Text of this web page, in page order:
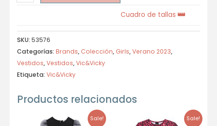
Cuadro de tallas
SKU: 53576
Categorías: Brands, Colección, Girls,Verano 2023,
Vestidos,Vestidos,Vic&Vicky
Etiqueta: Vic&Vicky
Productos relacionados
Sale! Sale!